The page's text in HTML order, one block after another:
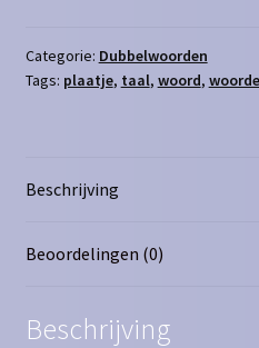
Categorie: Dubbelwoorden
Tags: plaatje, taal, woord,
Beschrijving
Beoordelingen (0)
Beschrijving